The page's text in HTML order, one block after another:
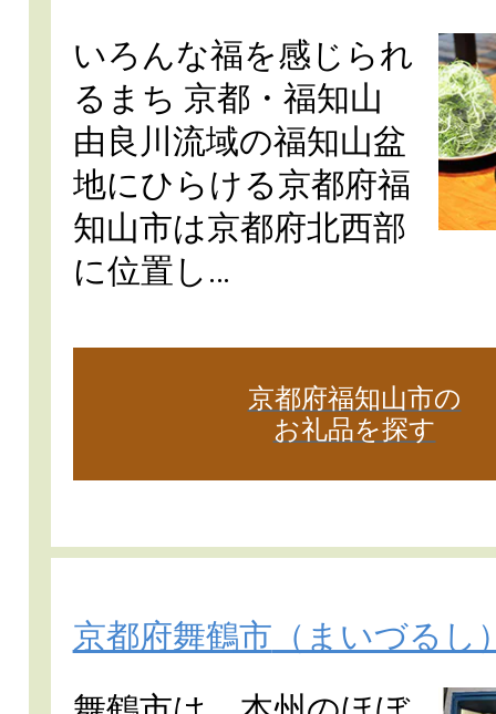
いろんな福を感じられ
るまち 京都・福知山
由良川流域の福知山盆
地にひらける京都府福
知山市は京都府北西部
に位置し…
京都府福知山市の
お礼品を探す
京都府舞鶴市 （まいづるし